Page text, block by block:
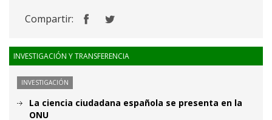
Compartir:
INVESTIGACIÓN Y TRANSFERENCIA
INVESTIGACIÓN
La ciencia ciudadana española se presenta en la
ONU